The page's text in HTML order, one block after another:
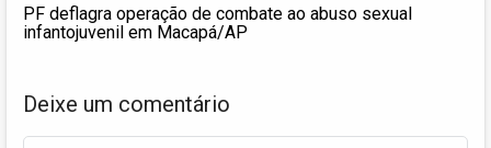
PF deflagra operação de combate ao abuso sexual
infantojuvenil em Macapá/AP
Deixe um comentário